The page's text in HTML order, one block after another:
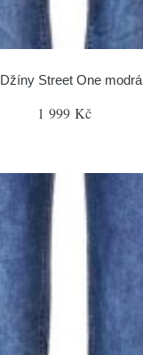
Džíny Street One modrá
1 999 Kč